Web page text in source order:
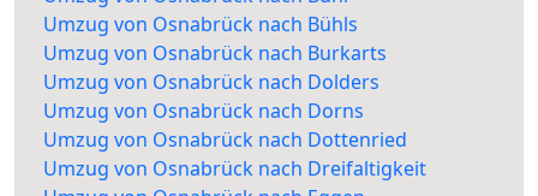
Umzug von Osnabrück nach Bühls
Umzug von Osnabrück nach Burkarts
Umzug von Osnabrück nach Dolders
Umzug von Osnabrück nach Dorns
Umzug von Osnabrück nach Dottenried
Umzug von Osnabrück nach Dreifaltigkeit